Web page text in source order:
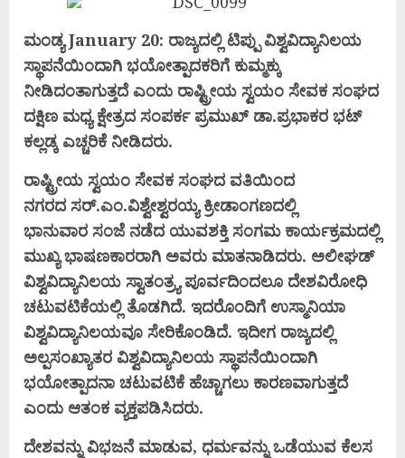
ಮಂಡ್ಯ January 20: ರಾಜ್ಯದಲ್ಲಿ ಟಿಪ್ಪು ವಿಶ್ವವಿದ್ಯಾನಿಲಯ
ಸ್ಥಾಪನೆಯಿಂದಾಗಿ ಭಯೋತ್ಪಾದಕರಿಗೆ ಕುಮ್ಮಕ್ಕು
ನೀಡಿದಂತಾಗುತ್ತದೆ ಎಂದು ರಾಷ್ಟ್ರೀಯ ಸ್ವಯಂ ಸೇವಕ ಸಂಘದ
ದಕ್ಷಿಣ ಮಧ್ಯ ಕ್ಷೇತ್ರದ ಸಂಪರ್ಕ ಪ್ರಮುಖ್ ಡಾ.ಪ್ರಭಾಕರ ಭಟ್
ಕಲ್ಲಡ್ಕ ಎಚ್ಚರಿಕೆ ನೀಡಿದರು.
ರಾಷ್ಟ್ರೀಯ ಸ್ವಯಂ ಸೇವಕ ಸಂಘದ ವತಿಯಿಂದ
ನಗರದ ಸರ್.ಎಂ.ವಿಶ್ವೇಶ್ವರಯ್ಯ ಕ್ರೀಡಾಂಗಣದಲ್ಲಿ
ಭಾನುವಾರ ಸಂಜೆ ನಡೆದ ಯುವಶಕ್ತಿ ಸಂಗಮ ಕಾರ್ಯಕ್ರಮದಲ್ಲಿ
ಮುಖ್ಯ ಭಾಷಣಕಾರರಾಗಿ ಅವರು ಮಾತನಾಡಿದರು. ಅಲೀಘಡ್
ವಿಶ್ವವಿದ್ಯಾನಿಲಯ ಸ್ವಾತಂತ್ರ್ಯ ಪೂರ್ವದಿಂದಲೂ ದೇಶವಿರೋಧಿ
ಚಟುವಟಿಕೆಯಲ್ಲಿ ತೊಡಗಿದೆ. ಇದರೊಂದಿಗೆ ಉಸ್ಮಾನಿಯಾ
ವಿಶ್ವವಿದ್ಯಾನಿಲಯವೂ ಸೇರಿಕೊಂಡಿದೆ. ಇದೀಗ ರಾಜ್ಯದಲ್ಲಿ
ಅಲ್ಪಸಂಖ್ಯಾತರ ವಿಶ್ವವಿದ್ಯಾನಿಲಯ ಸ್ಥಾಪನೆಯಿಂದಾಗಿ
ಭಯೋತ್ಪಾದನಾ ಚಟುವಟಿಕೆ ಹೆಚ್ಚಾಗಲು ಕಾರಣವಾಗುತ್ತದೆ
ಎಂದು ಆತಂಕ ವ್ಯಕ್ತಪಡಿಸಿದರು.
ದೇಶವನ್ನು ವಿಭಜನೆ ಮಾಡುವ, ಧರ್ಮವನ್ನುಒಡೆಯುವ ಕೆಲಸ